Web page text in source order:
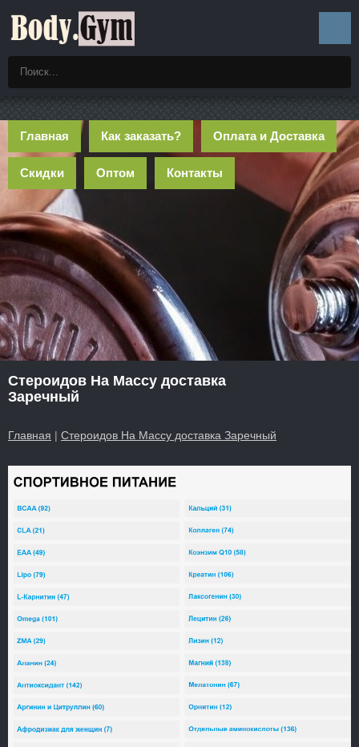
Главная Как заказать? Оплата и Доставка
Скидки Оптом Контакты
Стероидов На Массу доставка
Заречный
Главная | Стероидов На Массу доставка Заречный